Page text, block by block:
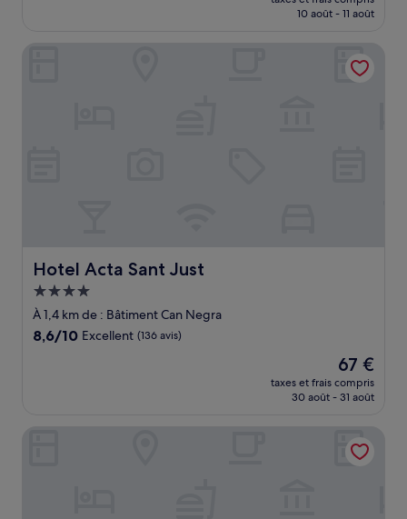
prix
de
108 €
10 août - 11 août
Hotel Acta Sant Just
Hotel Acta Sant Just
Hébergement
4.0 étoiles
À 1,4 km de : Bâtiment Can Negra
8.6
8,6/10 Excellent (136 avis)
Le
nouveau
prix
de
67 €
67 €
taxes et frais compris
30 août - 31 août